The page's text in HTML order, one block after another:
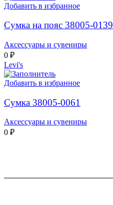
Добавить в избранное
Сумка на пояс 38005-0139
Аксессуары и сувениры
0 ₽
Levi's
Добавить в избранное
Сумка 38005-0061
Аксессуары и сувениры
0 ₽